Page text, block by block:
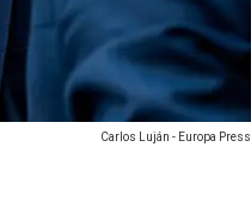
Carlos Luján - Europa Press